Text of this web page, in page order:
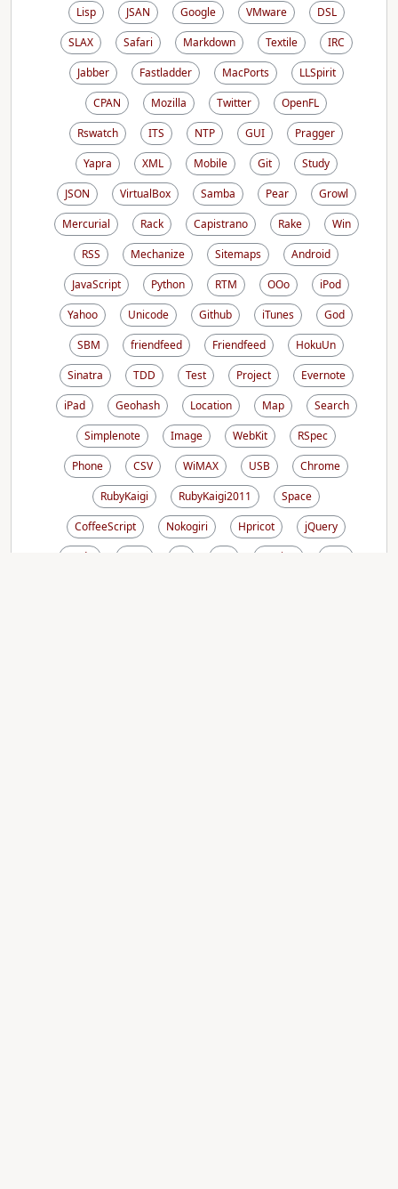
Lisp
JSAN Google VMware
DSL
SLAX
Safari Markdown Textile
IRC
Jabber
Fastladder MacPorts
LLSpirit
CPAN
Mozilla Twitter
OpenFL
Rswatch
ITS NTP GUI
Pragger
Yapra
XML Mobile Git
Study
JSON
VirtualBox Samba Pear
Growl
Mercurial
Rack Capistrano Rake
Win
RSS
Mechanize Sitemaps
Android
JavaScript
Python RTM OOo
iPod
Yahoo
Unicode Github iTunes
God
SBM
friendfeed Friendfeed
HokuUn
Sinatra
TDD Test Project
Evernote
iPad
Geohash Location Map
Search
Simplenote
Image WebKit
RSpec
Phone
CSV WiMAX USB
Chrome
RubyKaigi
RubyKaigi2011
Space
CoffeeScript
Nokogiri Hpricot
jQuery
Node
Design